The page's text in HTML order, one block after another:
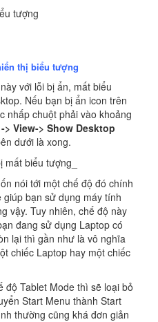
thị biểu tượng
với lỗi bị ẩn, mất biểu
Nếu bạn bị ẩn icon trên
nhấp chuột phải vào khoảng
> View-> Show Desktop
dưới là xong.
nói tới một chế độ đó chính
giúp bạn sử dụng máy tính
vậy. Tuy nhiên, chế độ này
đang sử dụng Laptop có
lại thì gần như là vô nghĩa
chiếc Laptop hay một chiếc
độ Tablet Mode thì sẽ loại bỏ
Start Menu thành Start
thường cũng khá đơn giản